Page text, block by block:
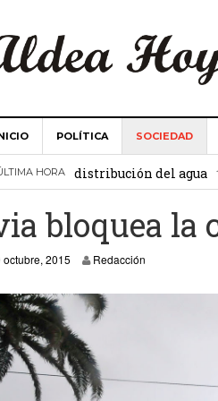
POLÍTICA SOCIEDAD
HORA
La Comunidad de
distribución del agua
Valencia 27 febrero,
Gobierno de
15 febrero, 2024
La Comunidad de
19 diciembre, 2023
Víctor Hernández
bloquea la
octubre, 2015 2 noviembre, 2015
Redacción